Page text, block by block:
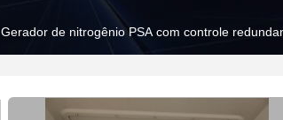
Gerador de nitrogênio PSA com controle